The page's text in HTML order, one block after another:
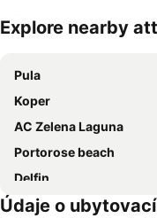
Explore nearby
Pula
Koper
AC Zelena Laguna
Portorose beach
Delfin
FKK Ulika
Údaje o